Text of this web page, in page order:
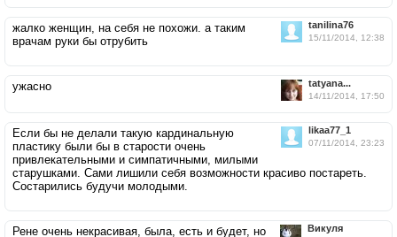
tanilina76
15/11/2014, 12:38
жалко женщин, на себя не похожи. а таким
врачам руки бы отрубить
tatyana...
14/11/2014, 17:50
ужасно
likaa77_1
07/11/2014, 23:23
Если бы не делали такую кардинальную
пластику были бы в старости очень
привлекательными и симпатичными, милыми
старушками. Сами лишили себя возможности красиво постареть.
Состарились будучи молодыми.
Викуля
Рене очень некрасивая, была, есть и будет, но